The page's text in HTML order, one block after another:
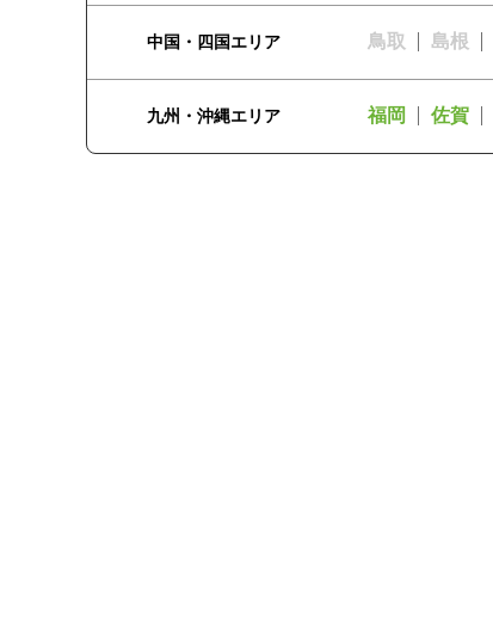
中国・四国エリア 鳥取 島根
九州・沖縄エリア 福岡 佐賀